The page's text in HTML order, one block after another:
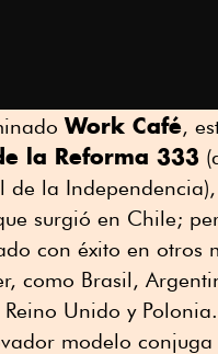
Work Café,
la Reforma 333
de la Independencia),
surgió en Chile;
con éxito en otros
como Brasil,
Reino Unido y Polonia.
modelo